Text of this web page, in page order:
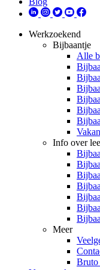
Werkzoekend
Bijbaantje
Alle
Info over
Meer
Bruto